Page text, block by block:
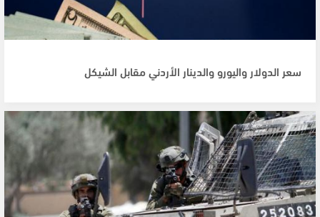
سعر الدولار واليورو والدينار الأردني مقابل الشيكل